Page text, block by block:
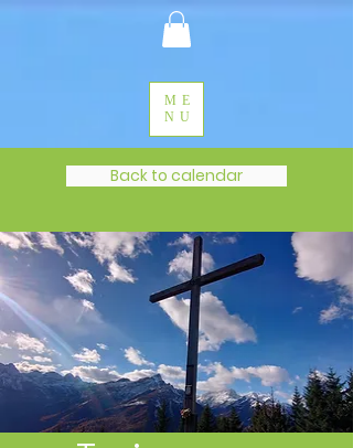
ME
NU
Back to calendar